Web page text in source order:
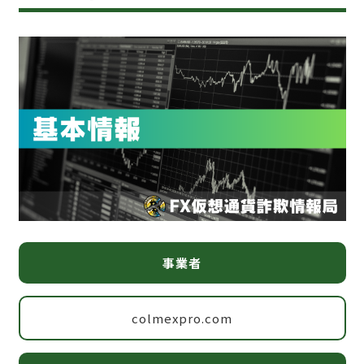
事業者
colmexpro.com